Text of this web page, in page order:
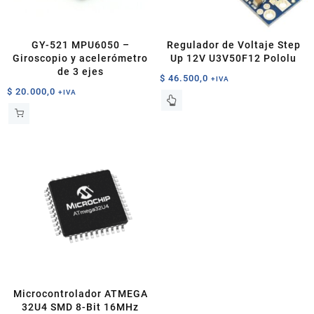
GY-521 MPU6050 –
Giroscopio y acelerómetro
de 3 ejes
$ 20.000,0 +IVA
Regulador de Voltaje Step
Up 12V U3V50F12 Pololu
$ 46.500,0 +IVA
Microcontrolador ATMEGA
32U4 SMD 8-Bit 16MHz